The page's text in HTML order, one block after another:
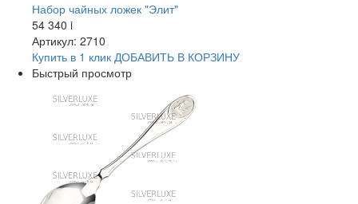
Набор чайных ложек "Элит"
54 340 i
Артикул: 2710
Купить в 1 клик ДОБАВИТЬ В КОРЗИНУ
Быстрый просмотр